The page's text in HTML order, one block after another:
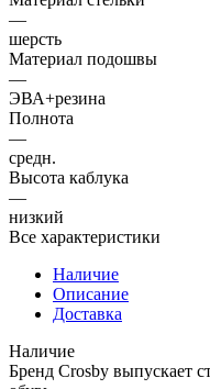
—
шерсть
Материал подошвы
—
ЭВА+резина
Полнота
—
средн.
Высота каблука
—
низкий
Все характеристики
Наличие
Описание
Доставка
Наличие
Бренд Crosby выпускает